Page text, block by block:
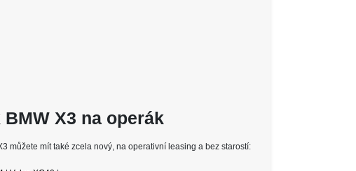
X3 na operák
můžete mít také zcela nový, na operativní leasing a bez starostí: